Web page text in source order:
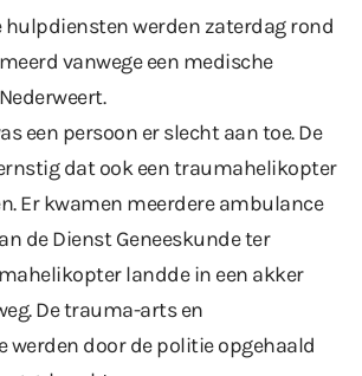
hulpdiensten werden zaterdag rond
vanwege een medische
een persoon er slecht aan toe. De
dat ook een traumahelikopter
Er kwamen meerdere ambulance
de Dienst Geneeskunde ter
landde in een akker
De trauma-arts en
werden door de politie opgehaald